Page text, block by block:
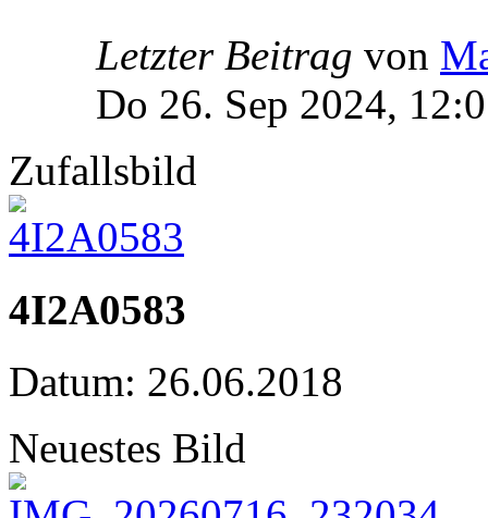
Letzter Beitrag von
Do 26. Sep 2024,
Zufallsbild
4I2A0583
Datum: 26.06.2018
Neuestes Bild